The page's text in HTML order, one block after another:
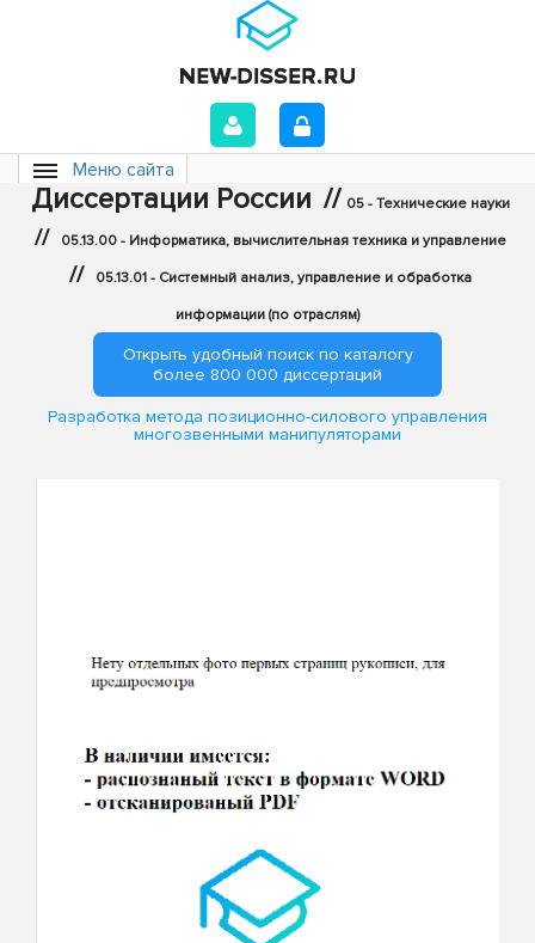
Меню сайта
Диссертации России // 05 - Технические науки
// 05.13.00 - Информатика, вычислительная техника и управление
// 05.13.01 - Системный анализ, управление и обработка
информации (по отраслям)
Открыть удобный поиск по каталогу
более 800 000 диссертаций
Разработка метода позиционно-силового управления
многозвенными манипуляторами